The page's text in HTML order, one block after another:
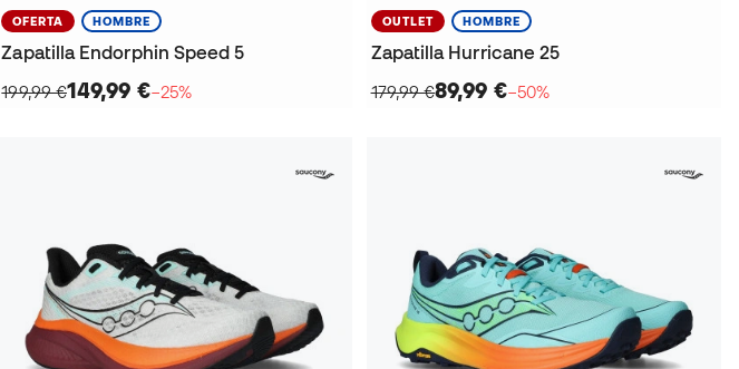
OFERTA HOMBRE
Zapatilla Endorphin Speed 5
199,99 €149,99 €−25%
OUTLET HOMBRE
Zapatilla Hurricane 25
179,99 €89,99 €−50%